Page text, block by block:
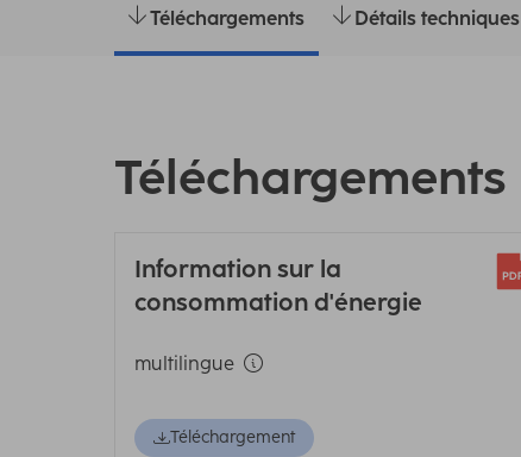
Téléchargements Détails techniques
Téléchargements
Information sur la
consommation d'énergie
multilingue
Téléchargement